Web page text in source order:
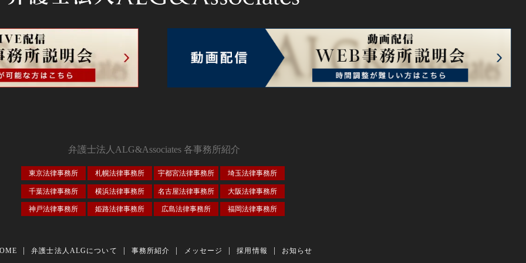
弁護士法人ALG&Associates 各事務所紹介
東京法律事務所 札幌法律事務所 宇都宮法律事務所 埼玉法律事務所
千葉法律事務所 横浜法律事務所 名古屋法律事務所 大阪法律事務所
神戸法律事務所 姫路法律事務所 広島法律事務所 福岡法律事務所
弁護士法人ALGについて 事務所紹介 メッセージ 採用情報
お知らせ